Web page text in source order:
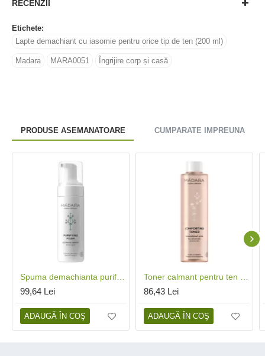
RECENZII
Etichete:
Lapte demachiant cu iasomie pentru orice tip de ten (200 ml)
Madara MARA0051 Îngrijire corp și casă
PRODUSE ASEMANATOARE CUMPARATE IMPREUNA
99,64 Lei
ADAUGĂ ÎN COŞ
86,43 Lei
ADAUGĂ ÎN COŞ